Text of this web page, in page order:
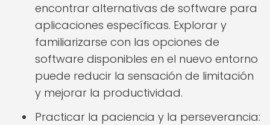
encontrar alternativas de software para
aplicaciones específicas. Explorar y
familiarizarse con las opciones de
software disponibles en el nuevo entorno
puede reducir la sensación de limitación
y mejorar la productividad.
Practicar la paciencia y la perseverancia: